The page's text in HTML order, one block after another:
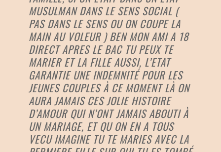
MUSULMAN DANS LE SENS SOCIAL (
PAS DANS LE SENS OU ON COUPE LA
MAIN AU VOLEUR ) BEN MON AMI A 18
DIRECT APRES LE BAC TU PEUX TE
MARIER ET LA FILLE AUSSI, L’ETAT
GARANTIE UNE INDEMNITÉ POUR LES
JEUNES COUPLES À CE MOMENT LÀ ON
AURA JAMAIS CES JOLIE HISTOIRE
D’AMOUR QUI N’ONT JAMAIS ABOUTI À
UN MARIAGE, ET QU ON EN A TOUS
VECU IMAGINE TU TE MARIES AVEC LA